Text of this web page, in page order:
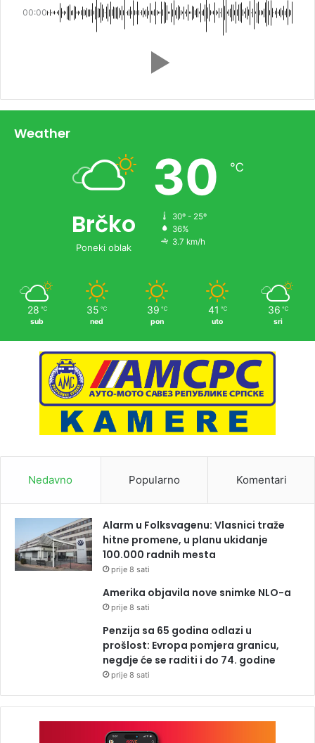
00:00
Weather
Brčko
Poneki oblak
30 ℃
30º - 25º
36%
3.7 km/h
28 ℃
sub
35 ℃
ned
39 ℃
pon
41 ℃
uto
36 ℃
sri
Nedavno Popularno Komentari
Alarm u Folksvagenu: Vlasnici traže
hitne promene, u planu ukidanje
100.000 radnih mesta
prije 8 sati
Amerika objavila nove snimke NLO-a
prije 8 sati
Penzija sa 65 godina odlazi u
prošlost: Evropa pomjera granicu,
negdje će se raditi i do 74. godine
prije 8 sati